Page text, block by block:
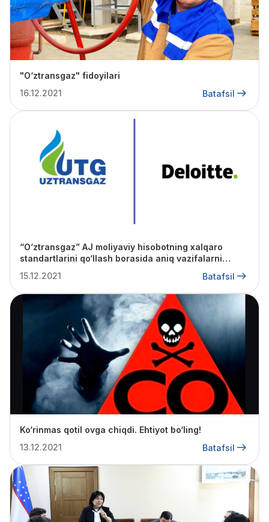
"O‘ztransgaz" fidoyilari
16.12.2021
Batafsil
“O‘ztransgaz” AJ moliyaviy hisobotning xalqaro
standartlarini qo‘llash borasida aniq vazifalarni
15.12.2021 Batafsil
Ko‘rinmas qotil ovga chiqdi. Ehtiyot bo‘ling!
13.12.2021
Batafsil